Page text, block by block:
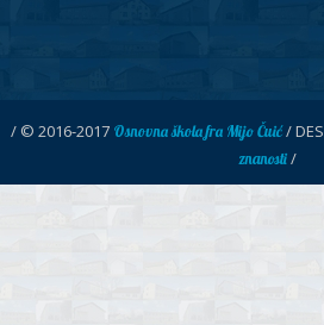
/ © 2016-2017 Osnovna škola fra Mijo Čuić/
znanosti/